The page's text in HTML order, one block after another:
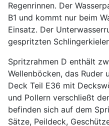
Regenrinnen. Der
B1 und kommt nur beim
Einsatz. Der
gespritzten
Spritzrahmen D enthält
Wellenböcken, das Ruder
Deck Teil E36 mit
und Pollern verschließt
befinden sich auf dem
Sätze, Peildeck,